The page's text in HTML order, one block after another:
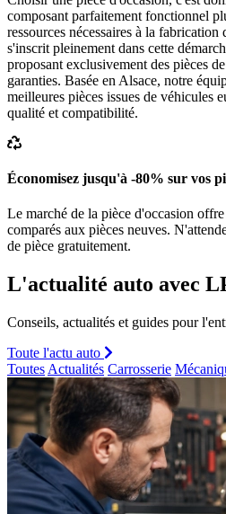
composant parfaitement fonctionnel
ressources nécessaires à la
s'inscrit pleinement dans cette
proposant exclusivement des pièces
garanties. Basée en Alsace, notre
meilleures pièces issues de véhicules
qualité et compatibilité.
Économisez jusqu'à -80% sur vos
Le marché de la pièce d'occasion
comparés aux pièces neuves.
de pièce gratuitement.
L'actualité auto avec
Conseils, actualités et guides pour
Toute l'actu auto
Toutes Actualités Carrosserie